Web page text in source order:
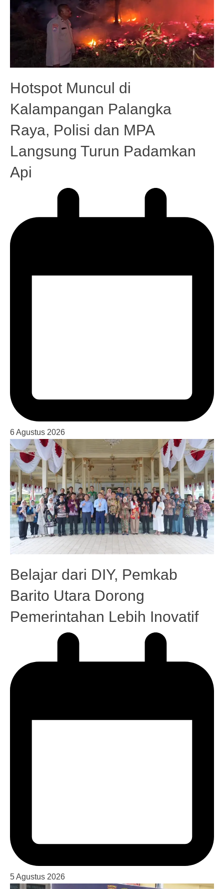
Hotspot Muncul di
Kalampangan Palangka
Raya, Polisi dan MPA
Langsung Turun Padamkan
Api
6 Agustus 2026
Belajar dari DIY, Pemkab
Barito Utara Dorong
Pemerintahan Lebih Inovatif
5 Agustus 2026